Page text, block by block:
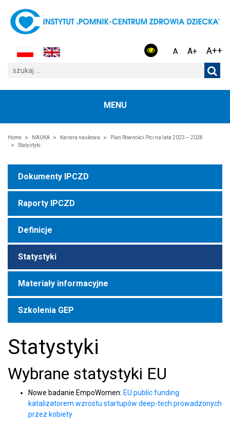
A A+ A++
MENU
Home NAUKA Kariera naukowa
Plan Równości Płci na lata 2023 – 2028
Statystyki
Dokumenty IPCZD
Raporty IPCZD
Definicje
Statystyki
Materiały informacyjne
Szkolenia GEP
Statystyki
Wybrane statystyki EU
Nowe badanie EmpoWomen: EU public funding
katalizatorem wzrostu startupów deep-tech prowadzonych
przez kobiety